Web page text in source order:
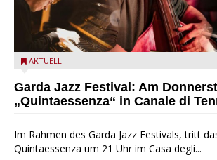
Das Ensemble Quintaessenza zu Gast beim
AKTUELL
Garda Jazz Festival: Am
„Quintaessenza“ in Canale di
Im Rahmen des Garda Jazz Festivals, tritt
Quintaessenza um 21 Uhr im Casa degli...